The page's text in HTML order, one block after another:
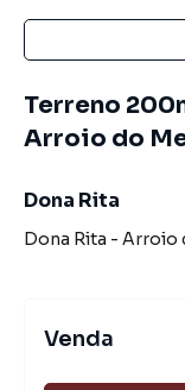
Terreno
Arroio do
Dona Rita
Dona Rita - Arroio
Venda